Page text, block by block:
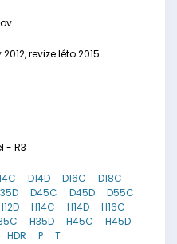
revize léto 2015
- R3
D14D D16C
D18C
D45C D45D
D55C
H14C H14D
H16C
H35D H45C
H45D
HDR P T